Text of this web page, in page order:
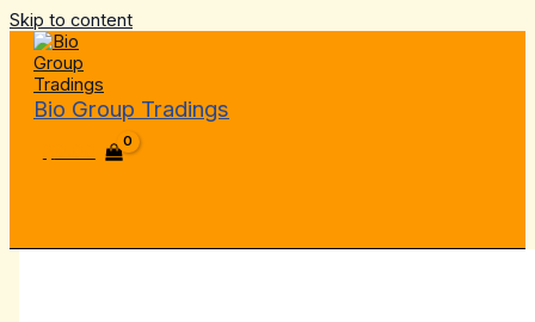
Skip to content
Bio Group Tradings